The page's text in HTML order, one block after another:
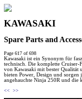
KAWASAKI
Spare Parts and
Page 617 of 698
Kawasaki ist ein Synonym für
technisch. Die komplette
von Kawasaki mit bester Qualität
bieten Power, Design und
angehauchte Ninja 250R und die
<<
>>